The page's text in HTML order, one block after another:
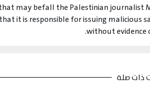
may befall the Palestinian journalist
it is responsible for issuing malicious
without evidence
ذات صلة